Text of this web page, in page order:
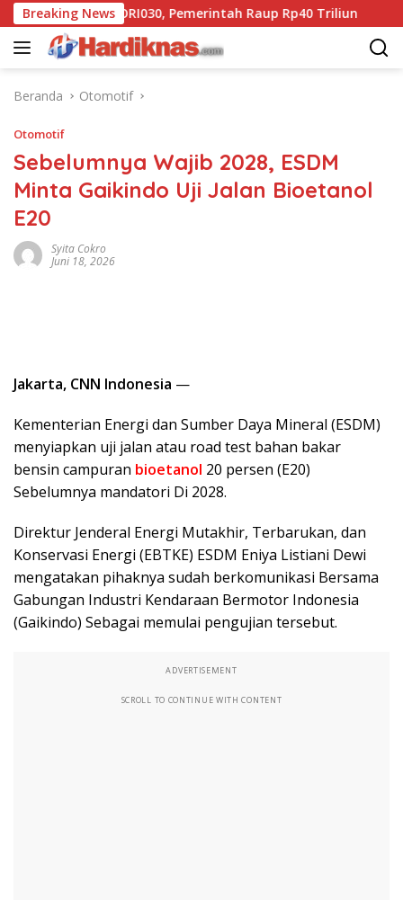
Langsung
ke
konten
Breaking News
Ritel ORI030, Pemerintah Raup Rp40 Triliun
Beranda Otomotif
Otomotif
Sebelumnya Wajib 2028, ESDM
Minta Gaikindo Uji Jalan Bioetanol
E20
Syita Cokro
Juni 18, 2026
Jakarta, CNN Indonesia —
Kementerian Energi dan Sumber Daya Mineral (ESDM)
menyiapkan uji jalan atau road test bahan bakar
bensin campuran bioetanol 20 persen (E20)
Sebelumnya mandatori Di 2028.
Direktur Jenderal Energi Mutakhir, Terbarukan, dan
Konservasi Energi (EBTKE) ESDM Eniya Listiani Dewi
mengatakan pihaknya sudah berkomunikasi Bersama
Gabungan Industri Kendaraan Bermotor Indonesia
(Gaikindo) Sebagai memulai pengujian tersebut.
ADVERTISEMENT
SCROLL TO CONTINUE WITH CONTENT